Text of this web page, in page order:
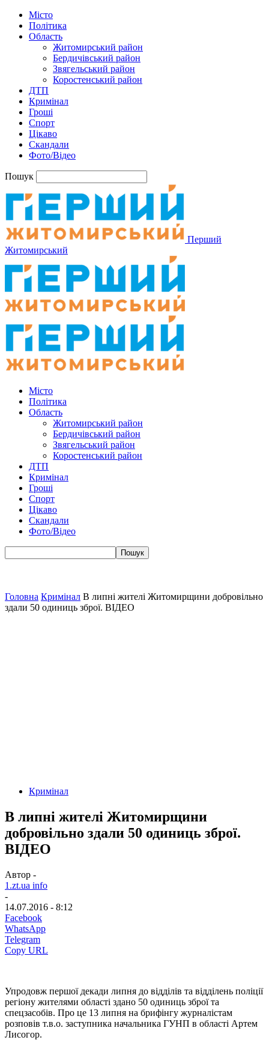
Місто
Політика
Область
Житомирський район
Бердичівський район
Звягельський район
Коростенський район
ДТП
Кримінал
Гроші
Спорт
Цікаво
Скандали
Фото/Відео
Пошук
Перший
Житомирський
Місто
Політика
Область
Житомирський район
Бердичівський район
Звягельський район
Коростенський район
ДТП
Кримінал
Гроші
Спорт
Цікаво
Скандали
Фото/Відео
Головна Кримінал В липні жителі Житомирщини добровільно
здали 50 одиниць зброї. ВІДЕО
Кримінал
В липні жителі Житомирщини
добровільно здали 50 одиниць зброї.
ВІДЕО
Автор -
1.zt.ua info
-
14.07.2016 - 8:12
Facebook
WhatsApp
Telegram
Copy URL
Упродовж першої декади липня до відділів та відділень поліції
регіону жителями області здано 50 одиниць зброї та
спецзасобів. Про це 13 липня на брифінгу журналістам
розповів т.в.о. заступника начальника ГУНП в області Артем
Лисогор.